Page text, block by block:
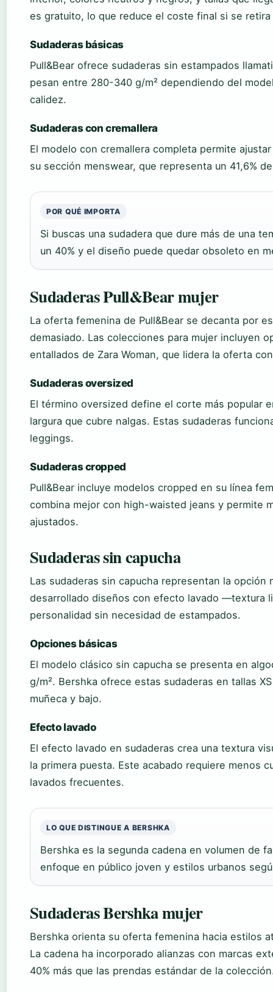
es gratuito, lo que reduce el coste final si se
Sudaderas básicas
Pull&Bear ofrece sudaderas sin estampados
pesan entre 280-340 g/m² dependiendo del
calidez.
Sudaderas con cremallera
El modelo con cremallera completa permite
su sección menswear, que representa un 41,6%
POR QUÉ IMPORTA
Si buscas una sudadera que dure más de una
un 40% y el diseño puede quedar obsoleto en
Sudaderas Pull&Bear mujer
La oferta femenina de Pull&Bear se decanta por
demasiado. Las colecciones para mujer incluyen
entallados de Zara Woman, que lidera la oferta
Sudaderas oversized
El término oversized define el corte más popular
largura que cubre nalgas. Estas sudaderas
leggings.
Sudaderas cropped
Pull&Bear incluye modelos cropped en su línea
combina mejor con high-waisted jeans y permite
ajustados.
Sudaderas sin capucha
Las sudaderas sin capucha representan la
desarrollado diseños con efecto lavado —textura
personalidad sin necesidad de estampados.
Opciones básicas
El modelo clásico sin capucha se presenta en
g/m². Bershka ofrece estas sudaderas en tallas
muñeca y bajo.
Efecto lavado
El efecto lavado en sudaderas crea una textura
la primera puesta. Este acabado requiere menos
lavados frecuentes.
LO QUE DISTINGUE A BERSHKA
Bershka es la segunda cadena en volumen de
enfoque en público joven y estilos urbanos
Sudaderas Bershka mujer
Bershka orienta su oferta femenina hacia estilos
La cadena ha incorporado alianzas con marcas
40% más que las prendas estándar de la